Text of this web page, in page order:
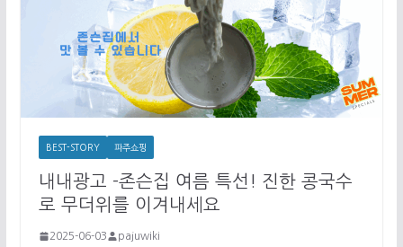
BEST-STORY 파주쇼핑
내내광고 -존슨집 여름 특선! 진한 콩국수
로 무더위를 이겨내세요
2025-06-03 pajuwiki